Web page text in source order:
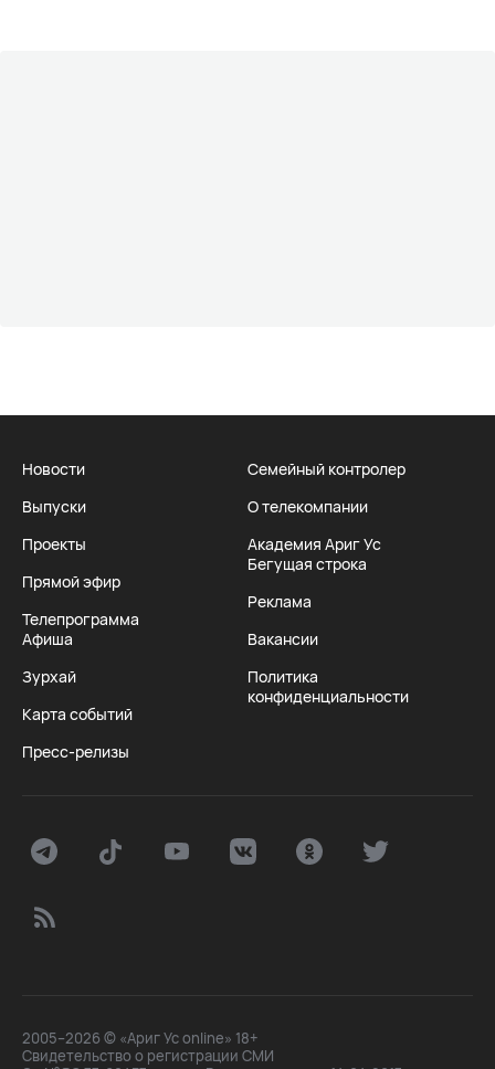
Новости
Выпуски
Проекты
Прямой эфир
Телепрограмма
Афиша
Зурхай
Карта событий
Пресс-релизы
Семейный контролер
О телекомпании
Академия Ариг Ус
Бегущая строка
Реклама
Вакансии
Политика
конфиденциальности
2005–2026 © «Ариг Ус online» 18+
Свидетельство о регистрации СМИ